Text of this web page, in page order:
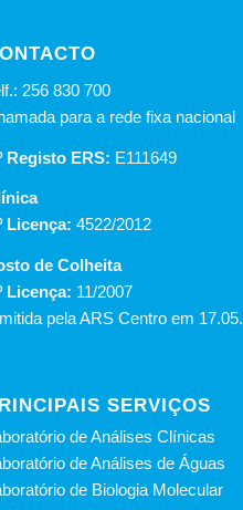
256 830 700
para a rede fixa nacional
Registo ERS: E111649
Licença:4522/2012
de Colheita
Licença: 11/2007
pela ARS Centro em
SERVIÇOS
de Análises Clínicas
de Análises de Águas
de Biologia Molecular